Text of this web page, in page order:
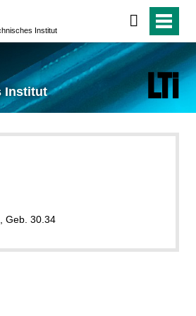
Institut
Institut
Geb. 30.34